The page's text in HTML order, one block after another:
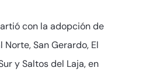
con la adopción de
San Gerardo, El
y Saltos del Laja, en